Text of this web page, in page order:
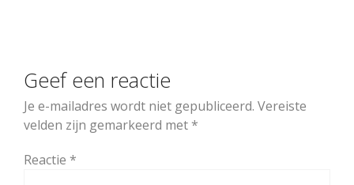
Geef een reactie
Je e-mailadres wordt niet gepubliceerd. Vereiste
velden zijn gemarkeerd met *
Reactie *